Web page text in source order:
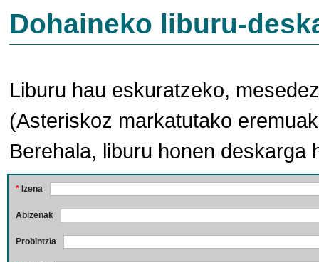
Dohaineko liburu-
Liburu hau eskuratzeko,
(Asteriskoz markatutako
Berehala, liburu honen deskarga
* Izena
Abizenak
Probintzia